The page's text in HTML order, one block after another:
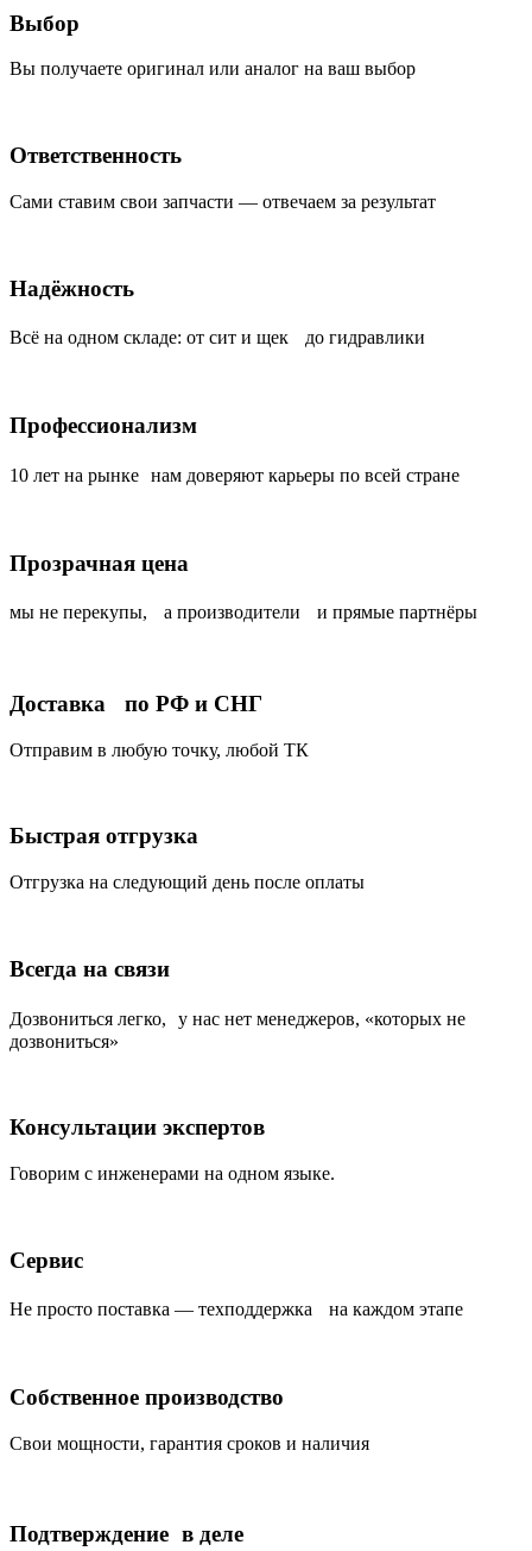
Выбор
Вы получаете оригинал или аналог на ваш выбор
Ответственность
Сами ставим свои запчасти — отвечаем за результат
Надёжность
Всё на одном складе: от сит и щек до гидравлики
Профессионализм
10 лет на рынке нам доверяют карьеры по всей стране
Прозрачная цена
мы не перекупы, а производители и прямые партнёры
Доставка по РФ и СНГ
Отправим в любую точку, любой ТК
Быстрая отгрузка
Отгрузка на следующий день после оплаты
Всегда на связи
Дозвониться легко, у нас нет менеджеров, «которых не
дозвониться»
Консультации экспертов
Говорим с инженерами на одном языке.
Сервис
Не просто поставка — техподдержка на каждом этапе
Собственное производство
Свои мощности, гарантия сроков и наличия
Подтверждение в деле